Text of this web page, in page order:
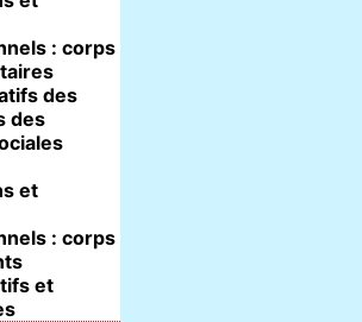
: corps
des
des
et
: corps
et